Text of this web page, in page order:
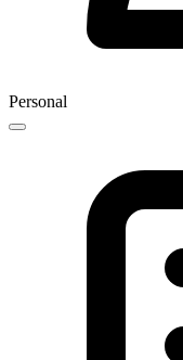
Personal